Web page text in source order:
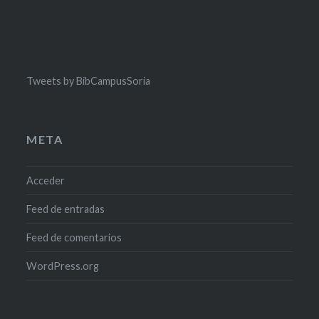
Tweets by BibCampusSoria
META
Acceder
Feed de entradas
Feed de comentarios
WordPress.org